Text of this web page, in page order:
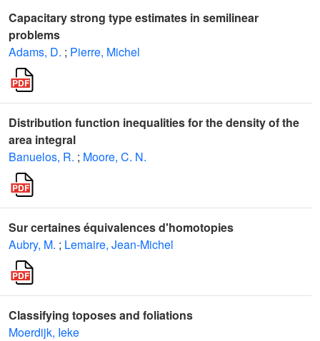
Capacitary strong type estimates in semilinear
problems
Adams, D. ; Pierre, Michel
Distribution function inequalities for the density of the
area integral
Banuelos, R. ; Moore, C. N.
Sur certaines équivalences d'homotopies
Aubry, M. ; Lemaire, Jean-Michel
Classifying toposes and foliations
Moerdijk, Ieke